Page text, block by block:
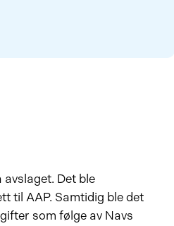
avslaget. Det ble
til AAP. Samtidig ble det
som følge av Navs